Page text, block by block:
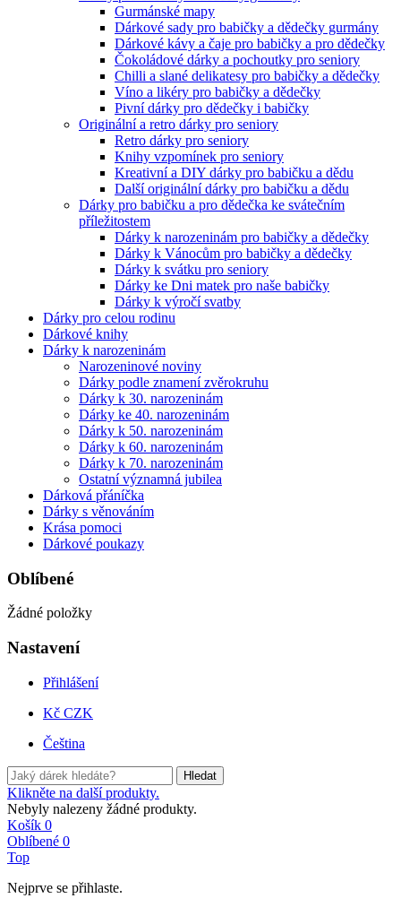
Gurmánské mapy
Dárkové sady pro babičky a dědečky gurmány
Dárkové kávy a čaje pro babičky a pro dědečky
Čokoládové dárky a pochoutky pro seniory
Chilli a slané delikatesy pro babičky a dědečky
Víno a likéry pro babičky a dědečky
Pivní dárky pro dědečky i babičky
Originální a retro dárky pro seniory
Retro dárky pro seniory
Knihy vzpomínek pro seniory
Kreativní a DIY dárky pro babičku a dědu
Další originální dárky pro babičku a dědu
Dárky pro babičku a pro dědečka ke svátečním
příležitostem
Dárky k narozeninám pro babičky a dědečky
Dárky k Vánocům pro babičky a dědečky
Dárky k svátku pro seniory
Dárky ke Dni matek pro naše babičky
Dárky k výročí svatby
Dárky pro celou rodinu
Dárkové knihy
Dárky k narozeninám
Narozeninové noviny
Dárky podle znamení zvěrokruhu
Dárky k 30. narozeninám
Dárky ke 40. narozeninám
Dárky k 50. narozeninám
Dárky k 60. narozeninám
Dárky k 70. narozeninám
Ostatní významná jubilea
Dárková přáníčka
Dárky s věnováním
Krása pomoci
Dárkové poukazy
Oblíbené
Žádné položky
Nastavení
Přihlášení
Kč CZK
Čeština
Hledat
Klikněte na další produkty.
Nebyly nalezeny žádné produkty.
Košík 0
Oblíbené 0
Top
Nejprve se přihlaste.